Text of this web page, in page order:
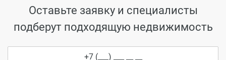
Оставьте заявку и специалисты
подберут подходящую недвижимость